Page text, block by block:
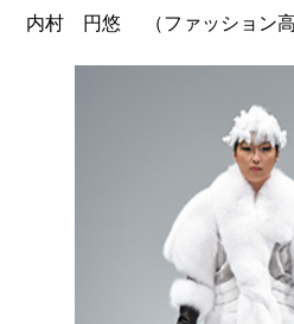
内村 円悠 （ファッション